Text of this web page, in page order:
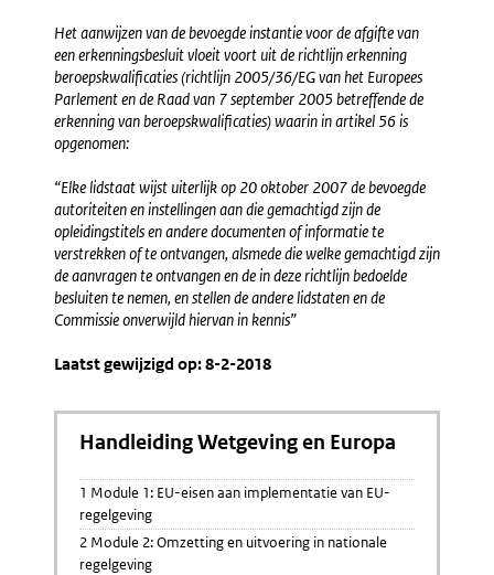
Het aanwijzen van de bevoegde instantie voor de afgifte van
een erkenningsbesluit vloeit voort uit de richtlijn erkenning
beroepskwalificaties (richtlijn 2005/36/EG van het Europees
Parlement en de Raad van 7 september 2005 betreffende de
erkenning van beroepskwalificaties) waarin in artikel 56 is
opgenomen:
“Elke lidstaat wijst uiterlijk op 20 oktober 2007 de bevoegde
autoriteiten en instellingen aan die gemachtigd zijn de
opleidingstitels en andere documenten of informatie te
verstrekken of te ontvangen, alsmede die welke gemachtigd zijn
de aanvragen te ontvangen en de in deze richtlijn bedoelde
besluiten te nemen, en stellen de andere lidstaten en de
Commissie onverwijld hiervan in kennis”
Laatst gewijzigd op: 8-2-2018
Handleiding Wetgeving en Europa
1 Module 1: EU-eisen aan implementatie van EU-
regelgeving
2 Module 2: Omzetting en uitvoering in nationale
regelgeving